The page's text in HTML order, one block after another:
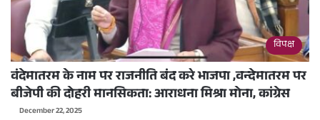
विपक्ष
वंदेमातरम के नाम पर राजनीति बंद करे भाजपा ,वन्देमातरम पर
बीजेपी की दोहरी मानसिकता: आराधना मिश्रा मोना, कांग्रेस
December 22, 2025